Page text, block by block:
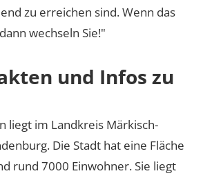
zu erreichen sind. Wenn das
wechseln Sie!"
und Infos zu
liegt im Landkreis Märkisch-
Die Stadt hat eine Fläche
rund 7000 Einwohner. Sie liegt